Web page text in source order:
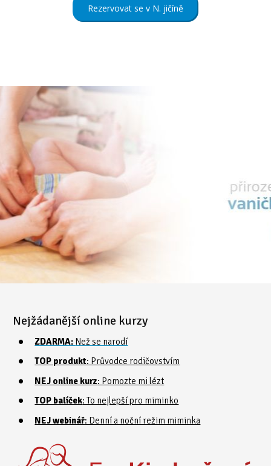
Rezervovat se v N. jičíně
Nejžádanější online kurzy
ZDARMA: Než se narodí
TOP produkt: Průvodce rodičovstvím
NEJ online kurz: Pomozte mi lézt
TOP balíček: To nejlepší pro miminko
NEJ webinář: Denní a noční režim miminka